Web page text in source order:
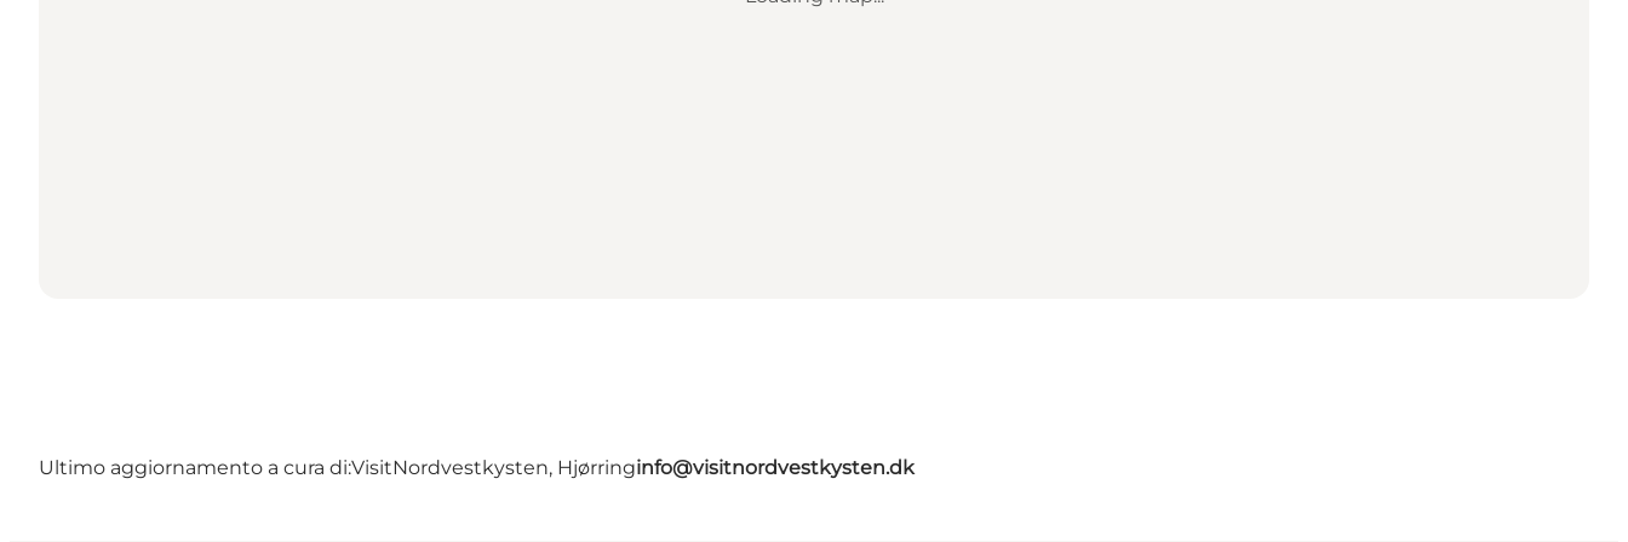
Ultimo aggiornamento a cura di:VisitNordvestkysten, Hjørringinfo@visitnordvestkysten.dk